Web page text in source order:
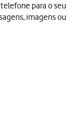
para o seu
imagens ou